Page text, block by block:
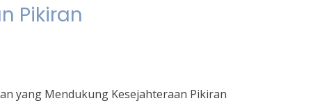
Pikiran
yang Mendukung Kesejahteraan Pikiran